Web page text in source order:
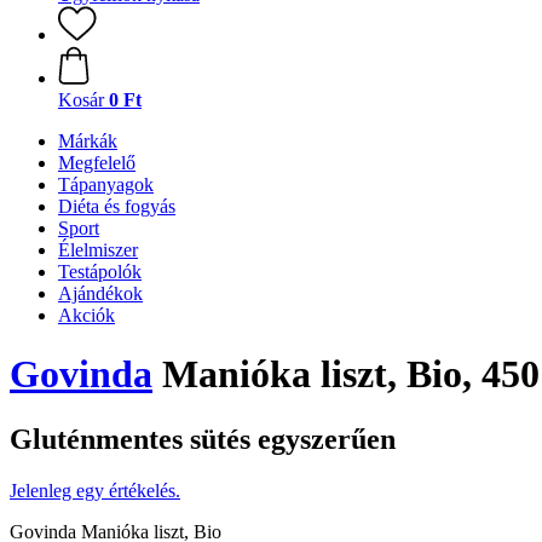
Kosár 0 Ft
Márkák
Megfelelő
Tápanyagok
Diéta és fogyás
Sport
Élelmiszer
Testápolók
Ajándékok
Akciók
Govinda Manióka liszt, Bio,
Gluténmentes sütés egyszerűen
Jelenleg egy értékelés.
Govinda Manióka liszt, Bio